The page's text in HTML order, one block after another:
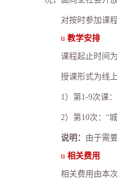
对按时参加课
u 教学安排
课程起止时间为
授课形式为线
1）第1-9次课：
2）第10次： “
说明： 由于需
u 相关费用
相关费用由本